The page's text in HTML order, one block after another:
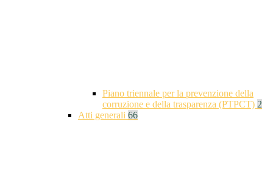
Piano triennale per la prevenzione della
corruzione e della trasparenza (PTPCT) 2
Atti generali 66